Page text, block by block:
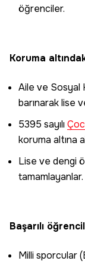
öğrenciler.
Koruma
Aile ve Sosyal
barınarak lise
5395 sayılı
koruma altına
Lise ve dengi
tamamlayanlar.
Başarılı
Milli sporcular